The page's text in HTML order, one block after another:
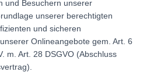
und Besuchern unserer
unserer berechtigten
und sicheren
Onlineangebote gem. Art. 6
m. Art. 28 DSGVO (Abschluss